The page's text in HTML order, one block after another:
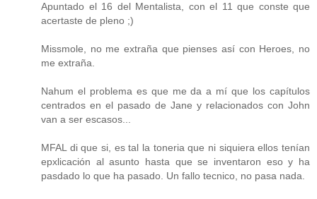
Apuntado el 16 del Mentalista, con el 11 que conste que
acertaste de pleno ;)
Missmole, no me extraña que pienses así con Heroes, no
me extraña.
Nahum el problema es que me da a mí que los capítulos
centrados en el pasado de Jane y relacionados con John
van a ser escasos...
MFAL di que si, es tal la toneria que ni siquiera ellos tenían
epxlicación al asunto hasta que se inventaron eso y ha
pasdado lo que ha pasado. Un fallo tecnico, no pasa nada.